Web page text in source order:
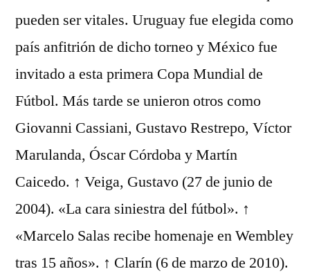
pueden ser vitales. Uruguay fue elegida como
país anfitrión de dicho torneo y México fue
invitado a esta primera Copa Mundial de
Fútbol. Más tarde se unieron otros como
Giovanni Cassiani, Gustavo Restrepo, Víctor
Marulanda, Óscar Córdoba y Martín
Caicedo. ↑ Veiga, Gustavo (27 de junio de
2004). «La cara siniestra del fútbol». ↑
«Marcelo Salas recibe homenaje en Wembley
tras 15 años». ↑ Clarín (6 de marzo de 2010).